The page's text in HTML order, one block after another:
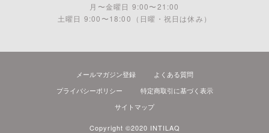
月〜金曜日 9:00〜21:00
土曜日 9:00〜18:00 （日曜・祝日は休み）
メールマガジン登録
よくある質問
プライバシーポリシー
特定商取引に基づく表示
サイトマップ
Copyright ©2020 INTILAQ